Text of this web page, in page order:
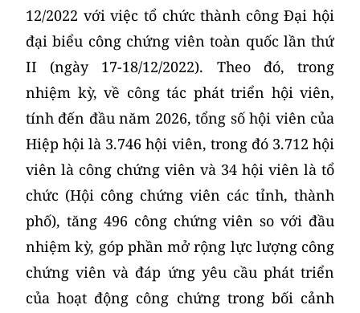
12/2022 với việc tổ chức thành công Đại hội
đại biểu công chứng viên toàn quốc lần thứ
II (ngày 17-18/12/2022). Theo đó, trong
nhiệm kỳ, về công tác phát triển hội viên,
tính đến đầu năm 2026, tổng số hội viên của
Hiệp hội là 3.746 hội viên, trong đó 3.712 hội
viên là công chứng viên và 34 hội viên là tổ
chức (Hội công chứng viên các tỉnh, thành
phố), tăng 496 công chứng viên so với đầu
nhiệm kỳ, góp phần mở rộng lực lượng công
chứng viên và đáp ứng yêu cầu phát triển
của hoạt động công chứng trong bối cảnh